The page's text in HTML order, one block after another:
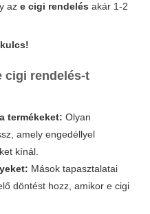
az e cigi rendelés akár 1-2
cigi rendelés-t
termékeket: Olyan
amely engedéllyel
kínál.
Mások tapasztalatai
döntést hozz, amikor e cigi